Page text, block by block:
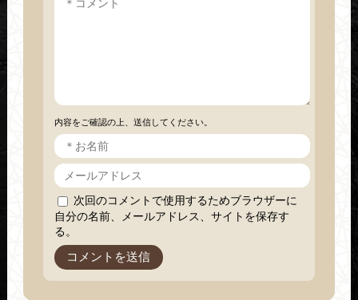
内容をご確認の上、送信してください。
次回のコメントで使用するためブラウザーに
自分の名前、メールアドレス、サイトを保存す
る。